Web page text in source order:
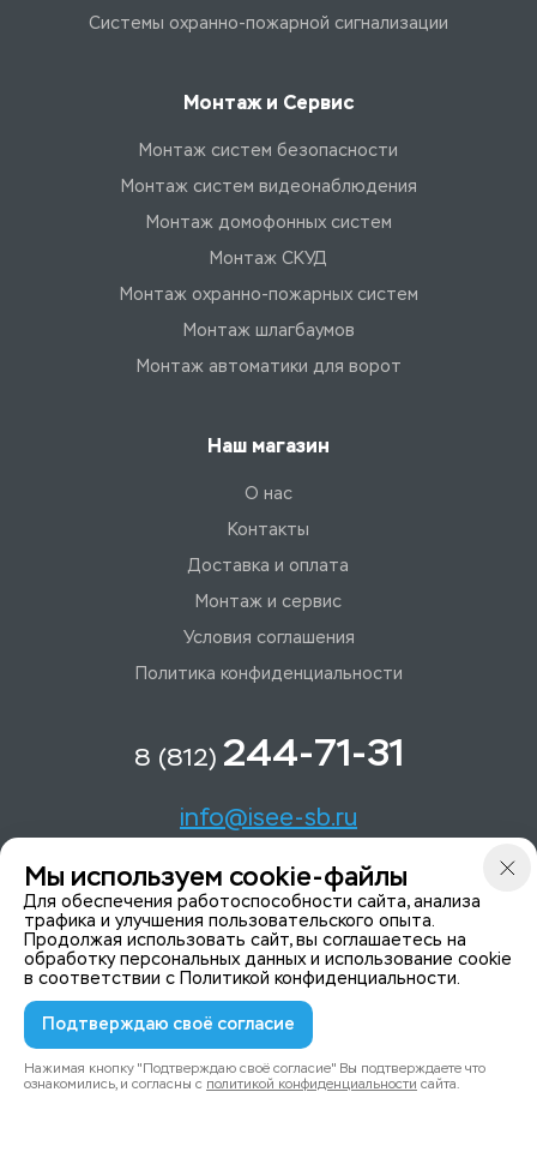
Системы охранно-пожарной сигнализации
Монтаж и Сервис
Монтаж систем безопасности
Монтаж систем видеонаблюдения
Монтаж домофонных систем
Монтаж СКУД
Монтаж охранно-пожарных систем
Монтаж шлагбаумов
Монтаж автоматики для ворот
Наш магазин
О нас
Контакты
Доставка и оплата
Монтаж и сервис
Условия соглашения
Политика конфиденциальности
8 (812) 244-71-31
info@isee-sb.ru
Светлановский пр-кт, д. 70, корп. 1
Мы в Telegam
© 2015-2026 ISeeYou - системы безопасности
Политика конфиденциальности
Мы используем cookie-файлы
Для обеспечения работоспособности сайта, анализа
трафика и улучшения пользовательского опыта.
Продолжая использовать сайт, вы соглашаетесь на
обработку персональных данных и использование cookie
в соответствии с Политикой конфиденциальности.
Подтверждаю своё согласие
Нажимая кнопку "Подтверждаю своё согласие" Вы подтверждаете что
ознакомились, и согласны с политикой конфиденциальности сайта.